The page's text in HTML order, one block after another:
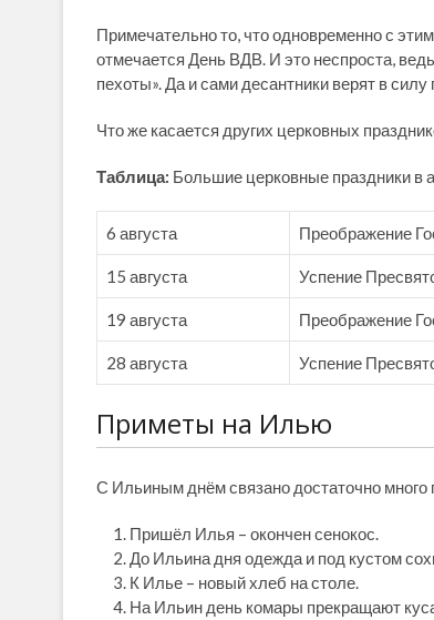
Примечательно то, что одновременно с
отмечается День ВДВ. И это неспроста,
пехоты». Да и сами десантники верят в
Что же касается других церковных
Таблица: Большие церковные праздники в
6 августа Преображение
15 августа Успение
19 августа Преображение
28 августа Успение
Приметы на Илью
С Ильиным днём связано достаточно
Пришёл Илья – окончен сенокос.
До Ильина дня одежда и под кустом
К Илье – новый хлеб на столе.
На Ильин день комары прекращают